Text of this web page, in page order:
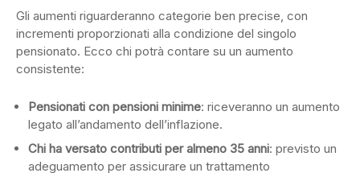
Gli aumenti riguarderanno categorie ben precise, con
incrementi proporzionati alla condizione del singolo
pensionato. Ecco chi potrà contare su un aumento
consistente:
Pensionati con pensioni minime: riceveranno un aumento
legato all’andamento dell’inflazione.
Chi ha versato contributi per almeno 35 anni: previsto un
adeguamento per assicurare un trattamento